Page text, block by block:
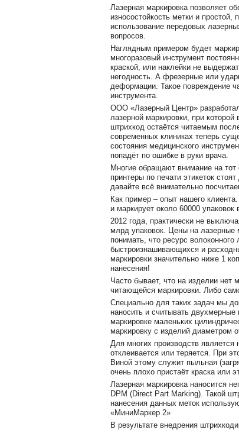
Лазерная маркировка позволяет
износостойкость метки и
использование передовых
вопросов.
Наглядным примером будет
многоразовый инструмент
краской, или наклейки не
негодность. А фрезерные или
деформации. Такое повреждение
инструмента.
ООО «Лазерный Центр»
лазерной маркировки, при
штрихкод остаётся читаемым
современных клиниках теперь
состояния медицинского
попадёт по ошибке в руки врача.
Многие обращают внимание на тот
принтеры по печати этикеток
давайте всё внимательно
Как пример – опыт нашего
и маркирует около 60000 упаковок
2012 года, практически не
млрд упаковок. Цены на лазерные
понимать, что ресурс
быстроизнашивающихся и
маркировки значительно ниже 1
нанесения!
Часто бывает, что на изделии нет
читающейся маркировки. Либо
Специально для таких задач мы
наносить и считывать
маркировке маленьких
маркировку с изделий диаметром
Для многих производств является
отклеивается или теряется. При
Виной этому служит пыльная
очень плохо пристаёт краска или
Лазерная маркировка наносится
DPM (Direct Part Marking). Такой
нанесения данных меток
«МиниМаркер 2»
В результате внедрения